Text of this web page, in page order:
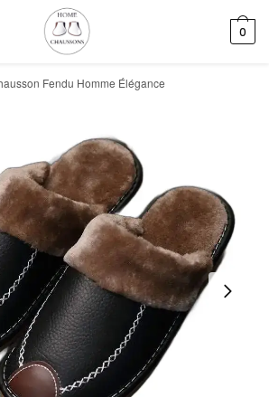
0
Fendu Homme Élégance